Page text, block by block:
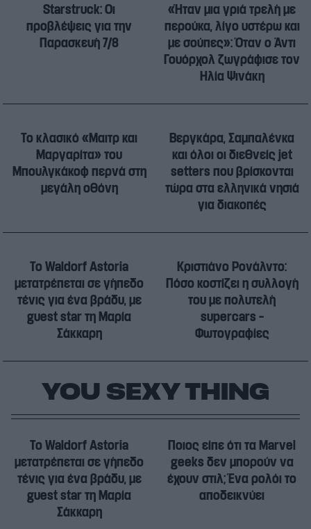
Starstruck: Οι
προβλέψεις για την
Παρασκευή 7/8
«Ήταν μια γριά τρελή με
περούκα, λίγο υστέρω και
με σούπες»: Όταν ο Άντι
Γουόρχολ ζωγράφισε τον
Ηλία Ψινάκη
Το κλασικό «Μαιτρ και
Μαργαρίτα» του
Μπουλγκάκοφ περνά στη
μεγάλη οθόνη
Βεργκάρα, Σαμπαλένκα
και όλοι οι διεθνείς jet
setters που βρίσκονται
τώρα στα ελληνικά νησιά
για διακοπές
Το Waldorf Astoria
μετατρέπεται σε γήπεδο
τένις για ένα βράδυ, με
guest star τη Μαρία
Σάκκαρη
Κριστιάνο Ρονάλντο:
Πόσο κοστίζει η συλλογή
του με πολυτελή
supercars –
Φωτογραφίες
YOU SEXY THING
Το Waldorf Astoria
μετατρέπεται σε γήπεδο
τένις για ένα βράδυ, με
guest star τη Μαρία
Σάκκαρη
Ποιος είπε ότι τα Marvel
geeks δεν μπορούν να
έχουν στιλ; Ένα ρολόι το
αποδεικνύει